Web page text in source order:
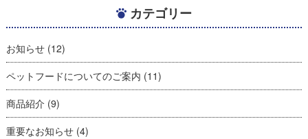
カテゴリー
お知らせ(12)
ペットフードについてのご案内 (11)
商品紹介 (9)
重要なお知らせ(4)